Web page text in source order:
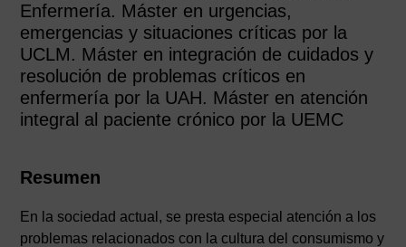
Enfermería. Máster en urgencias,
emergencias y situaciones críticas por la
UCLM. Máster en integración de cuidados y
resolución de problemas críticos en
enfermería por la UAH. Máster en atención
integral al paciente crónico por la UEMC
Resumen
En la sociedad actual, se presta especial atención a los
problemas relacionados con la cultura del consumismo y